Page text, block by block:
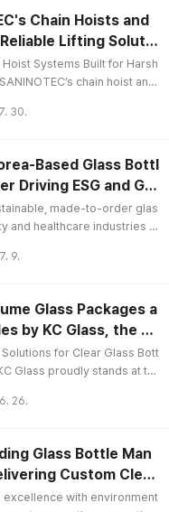
solutions for clients across
food, and lifestyle
A..
Chain Hoists and
Lifting Solutio
Worksites
Systems Built for Harsh
chain hoist and
industrial environments. M
in tough conditions. Wh
sites, in manufacturi
30.
Based Glass Bottl
Driving ESG and Glo
made-to-order glas
and healthcare industries w
is gaining recognit
in South Korea, this innovati
factory is pioneering sust
9.
Glass Packages a
by KC Glass, the Tr
Bottle Manufact
for Clear Glass Bott
Glass proudly stands at th
bottle manufacturer, recog
of clear glass bottles a
KC Glass serves a
26.
Glass Bottle Man
Custom Clear
Sustainable Packa
excellence with environment